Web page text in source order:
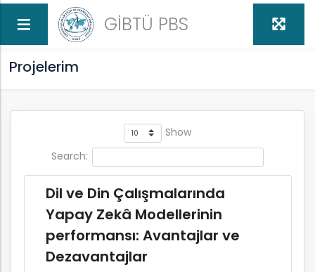
GİBTÜ PBS
Projelerim
Show
Search:
Dil ve Din Çalışmalarında
Yapay Zekâ Modellerinin
performansı: Avantajlar ve
Dezavantajlar